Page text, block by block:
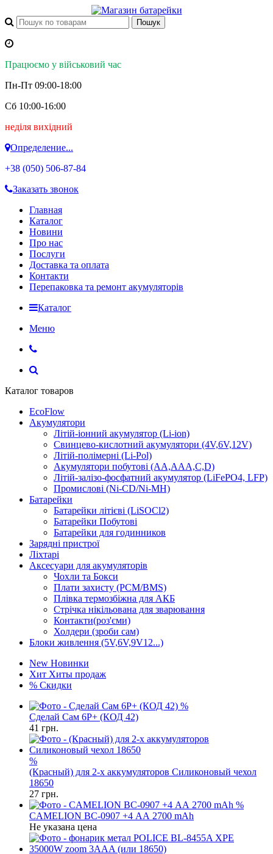
Працюємо у військовий час
Пн-Пт 09:00-18:00
Сб 10:00-16:00
неділя вихідний
Определение...
+38 (050) 506-87-84
Заказать звонок
Главная
Каталог
Новини
Про нас
Послуги
Доставка та оплата
Контакти
Перепаковка та ремонт акумуляторів
Каталог
Меню
Каталог товаров
EcoFlow
Акумулятори
Літій-іонний акумулятор (Li-ion)
Свинцево-кислотний акумулятори (4V,6V,12V)
Літій-полімерні (Li-Pol)
Акумулятори побутові (AA,AAA,C,D)
Літій-залізо-фосфатний акумулятор (LiFePO4, LFP)
Промислові (Ni-CD/Ni-MH)
Батарейки
Батарейки літієві (LiSOCl2)
Батарейки Побутові
Батарейки для годинников
Зарядні пристрої
Ліхтарі
Аксесуари для акумуляторів
Чохли та Бокси
Плати захисту (PCM/BMS)
Плівка термозбіжна для АКБ
Стрічка нікільована для зварювання
Контакти(роз'єми)
Холдери (зроби сам)
Блоки живлення (5V,6V,9V12...)
New Новинки
Хит Хиты продаж
% Скидки
%
Сделай Сам 6P+ (КОД 42)
41 грн.
%
(Красный) для 2-х аккумуляторов Силиконовый чехол
18650
27 грн.
%
CAMELION BC-0907 +4 АА 2700 mAh
Не указана цена